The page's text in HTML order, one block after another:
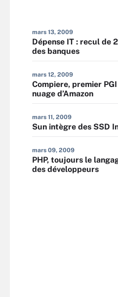
mars 13, 2009
Dépense IT : recul de
des banques
mars 12, 2009
Compiere, premier
nuage d’Amazon
mars 11, 2009
Sun intègre des SSD
mars 09, 2009
PHP, toujours le
des développeurs